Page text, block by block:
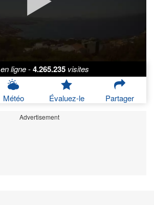
en ligne - 4.265.235 visites
Météo Évaluez-le Partager
Advertisement